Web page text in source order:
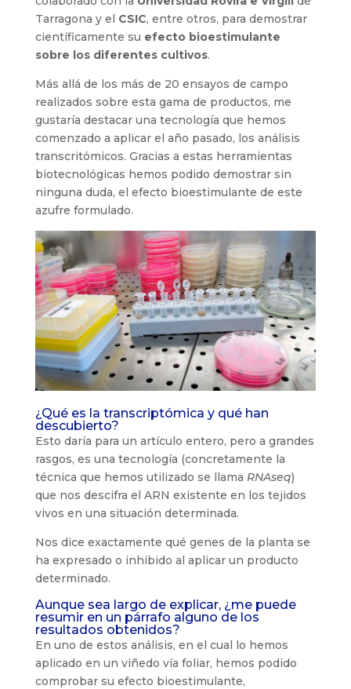
Tarragona y el CSIC, entre otros, para demostrar
científicamente su efecto bioestimulante
sobre los diferentes cultivos.
Más allá de los más de 20 ensayos de campo
realizados sobre esta gama de productos, me
gustaría destacar una tecnología que hemos
comenzado a aplicar el año pasado, los análisis
transcritómicos. Gracias a estas herramientas
biotecnológicas hemos podido demostrar sin
ninguna duda, el efecto bioestimulante de este
azufre formulado.
¿Qué es la transcriptómica y qué han
descubierto?
Esto daría para un artículo entero, pero a grandes
rasgos, es una tecnología (concretamente la
técnica que hemos utilizado se llama RNAseq)
que nos descifra el ARN existente en los tejidos
vivos en una situación determinada.
Nos dice exactamente qué genes de la planta se
ha expresado o inhibido al aplicar un producto
determinado.
Aunque sea largo de explicar, ¿me puede
resumir en un párrafo alguno de los
resultados obtenidos?
En uno de estos análisis, en el cual lo hemos
aplicado en un viñedo vía foliar, hemos podido
comprobar su efecto bioestimulante,